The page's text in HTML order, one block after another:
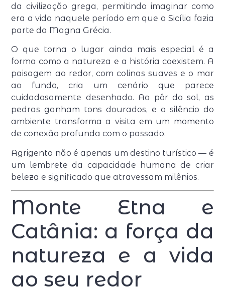
da civilização grega, permitindo imaginar como
era a vida naquele período em que a Sicília fazia
parte da Magna Grécia.
O que torna o lugar ainda mais especial é a
forma como a natureza e a história coexistem. A
paisagem ao redor, com colinas suaves e o mar
ao fundo, cria um cenário que parece
cuidadosamente desenhado. Ao pôr do sol, as
pedras ganham tons dourados, e o silêncio do
ambiente transforma a visita em um momento
de conexão profunda com o passado.
Agrigento não é apenas um destino turístico — é
um lembrete da capacidade humana de criar
beleza e significado que atravessam milênios.
Monte Etna e
Catânia: a força da
natureza e a vida
ao seu redor